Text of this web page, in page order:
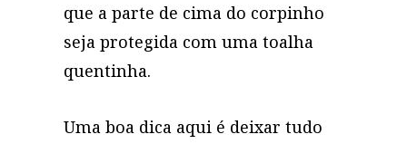
que a parte de cima do corpinho
seja protegida com uma toalha
quentinha.
Uma boa dica aqui é deixar tudo